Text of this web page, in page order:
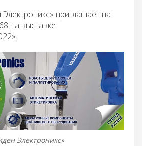
приглашает на
на выставке
Электроникс»